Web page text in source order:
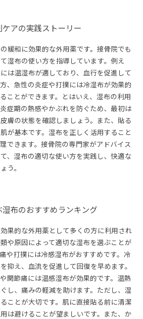
アの実践ストーリー
緩和に効果的な外用薬です。接骨院でも
湿布の使い方を指導しています。例え
は温湿布が適しており、血行を促進して
、急性の炎症や打撲には冷湿布が効果的
ことができます。とはいえ、湿布の利用
症期の熱感やかぶれを防ぐため、最初は
膚の状態を確認しましょう。また、貼る
が基本です。湿布を正しく活用すること
できます。接骨院の専門家がアドバイス
、湿布の適切な使い方を実践し、快適な
う。
布のおすすめランキング
果的な外用薬として多くの方に利用され
や原因によって適切な湿布を選ぶことが
や打撲には冷感湿布がおすすめです。冷
抑え、血流を促進して回復を早めます。
関節痛には温感湿布が効果的です。温熱
し、痛みの軽減を助けます。ただし、湿
ことが大切です。肌に直接貼る前に清潔
は避けることが望ましいです。また、か